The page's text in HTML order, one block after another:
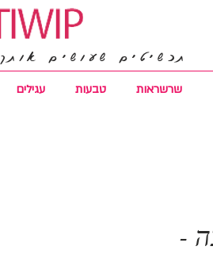
תכשיטים שעושים אותך
שרשראות טבעות עגילים
-